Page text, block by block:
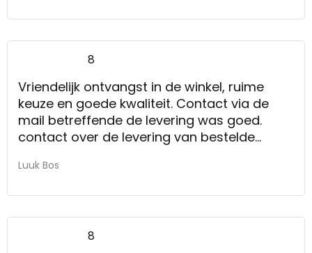
8
Vriendelijk ontvangst in de winkel, ruime
keuze en goede kwaliteit. Contact via de
mail betreffende de levering was goed.
contact over de levering van bestelde
Luuk Bos
8